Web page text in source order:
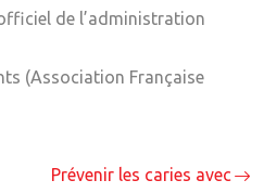
de l’administration
(Association Française
Prévenir les caries avec